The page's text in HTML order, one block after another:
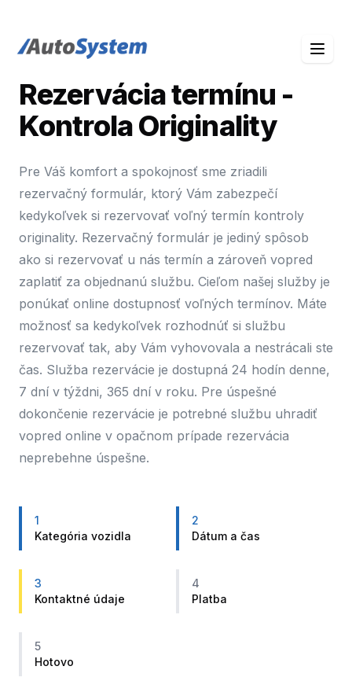
auto-system logo
Rezervácia termínu -
Kontrola Originality
Pre Váš komfort a spokojnosť sme zriadili
rezervačný formulár, ktorý Vám zabezpečí
kedykoľvek si rezervovať voľný termín kontroly
originality. Rezervačný formulár je jediný spôsob
ako si rezervovať u nás termín a zároveň vopred
zaplatiť za objednanú službu. Cieľom našej služby je
ponúkať online dostupnosť voľných termínov. Máte
možnosť sa kedykoľvek rozhodnúť si službu
rezervovať tak, aby Vám vyhovovala a nestrácali ste
čas. Služba rezervácie je dostupná 24 hodín denne,
7 dní v týždni, 365 dní v roku. Pre úspešné
dokončenie rezervácie je potrebné službu uhradiť
vopred online v opačnom prípade rezervácia
neprebehne úspešne.
1
Kategória vozidla
2
Dátum a čas
3
Kontaktné údaje
4
Platba
5
Hotovo